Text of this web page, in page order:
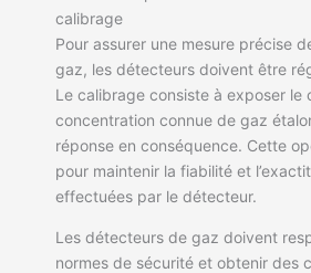
calibrage
Pour assurer une mesure précise
gaz, les détecteurs doivent être
Le calibrage consiste à exposer le
concentration connue de gaz
réponse en conséquence. Cette
pour maintenir la fiabilité et
effectuées par le détecteur.
Les détecteurs de gaz doivent
normes de sécurité et obtenir des